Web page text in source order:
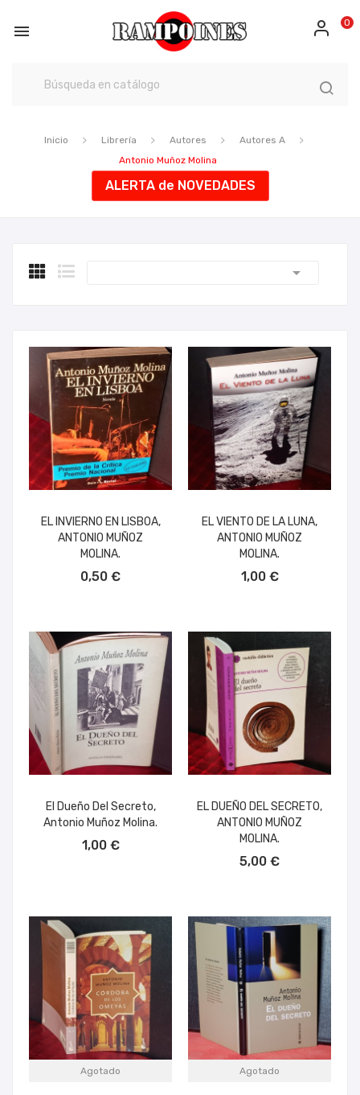
 0
Inicio Librería Autores
Autores A
Antonio Muñoz Molina
ALERTA de NOVEDADES

EL INVIERNO EN LISBOA,
ANTONIO MUÑOZ
MOLINA.
0,50 €
EL VIENTO DE LA LUNA,
ANTONIO MUÑOZ
MOLINA.
1,00 €
El Dueño Del Secreto,
Antonio Muñoz Molina.
1,00 €
EL DUEÑO DEL SECRETO,
ANTONIO MUÑOZ
MOLINA.
5,00 €
Agotado Agotado